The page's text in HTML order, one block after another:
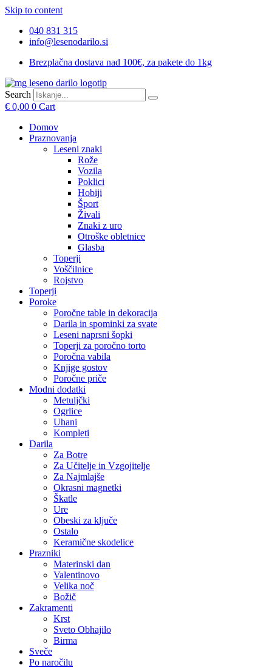
Skip to content
040 831 315
info@lesenodarilo.si
Brezplačna dostava nad 100€, za pakete do 1kg
Search
€ 0,00 0 Cart
Domov
Praznovanja
Leseni znaki
Rože
Vozila
Poklici
Hobiji
Šport
Živali
Znaki z uro
Otroške obletnice
Glasba
Toperji
Voščilnice
Rojstvo
Toperji
Poroke
Poročne table in dekoracija
Darila in spominki za svate
Leseni naprsni šopki
Toperji za poročno torto
Poročna vabila
Knjige gostov
Poročne priče
Modni dodatki
Metuljčki
Ogrlice
Uhani
Kompleti
Darila
Za Botre
Za Učitelje in Vzgojitelje
Za Najmlajše
Okrasni magnetki
Škatle
Ure
Obeski za ključe
Ostalo
Keramične skodelice
Prazniki
Materinski dan
Valentinovo
Velika noč
Božič
Zakramenti
Krst
Sveto Obhajilo
Birma
Sveče
Po naročilu